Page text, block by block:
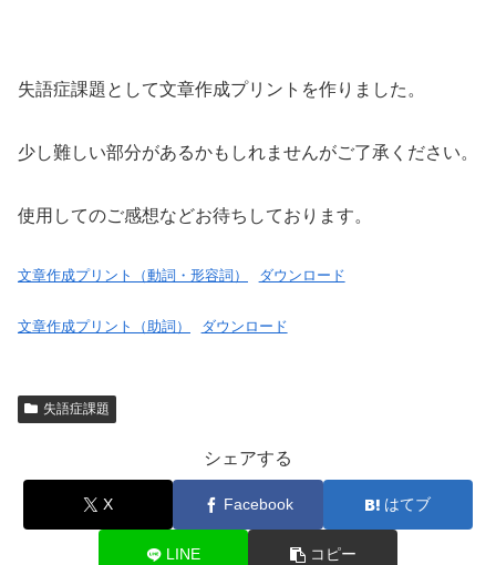
失語症課題として文章作成プリントを作りました。
少し難しい部分があるかもしれませんがご了承ください。
使用してのご感想などお待ちしております。
文章作成プリント（動詞・形容詞） ダウンロード
文章作成プリント（助詞） ダウンロード
失語症課題
シェアする
X Facebook はてブ
LINE コピー